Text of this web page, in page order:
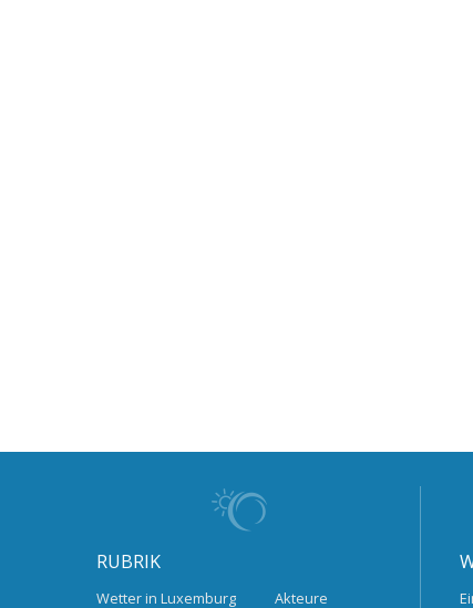
RUBRIK
Wetter in Luxemburg Akteure